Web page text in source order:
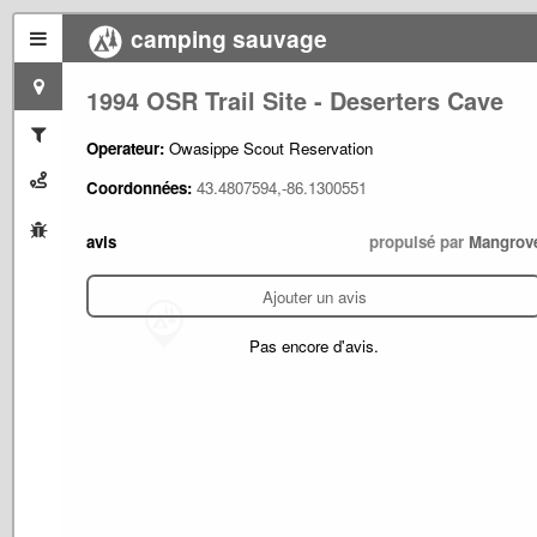
camping sauvage
1994 OSR Trail Site - Deserters Cave
Operateur: Owasippe Scout Reservation
Coordonnées: 43.4807594,-86.1300551
avis propulsé par
Ajouter un avis
Pas encore d'avis.